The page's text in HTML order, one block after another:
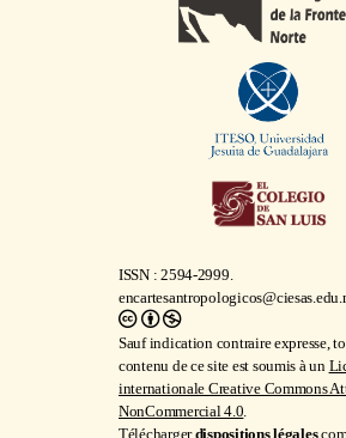
ISSN : 2594-2999.
Sauf indication contraire expresse,
contenu de ce site est soumis à un
internationale Creative Commons
NonCommercial 4.0
Téléchargerdispositions légales